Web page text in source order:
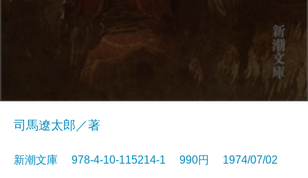
司馬遼太郎／著
新潮文庫 978-4-10-115214-1 990円 1974/07/02